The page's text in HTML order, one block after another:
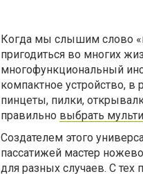
Когда мы слышим слово
пригодиться во многих
многофункциональный
компактное устройство, в
пинцеты, пилки,
правильно выбрать
Создателем этого
пассатижей мастер
для разных случаев. С тех